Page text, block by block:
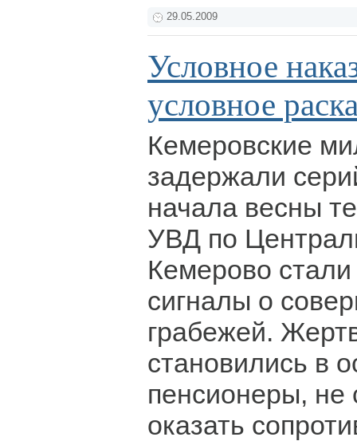
29.05.2009
Условное
условное
Кемеровские
задержали
начала весны
УВД по
Кемерово стали
сигналы о
грабежей.
становились в
пенсионеры, не
оказать